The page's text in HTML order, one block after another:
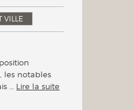
VILLE
les notables
… Lire la suite